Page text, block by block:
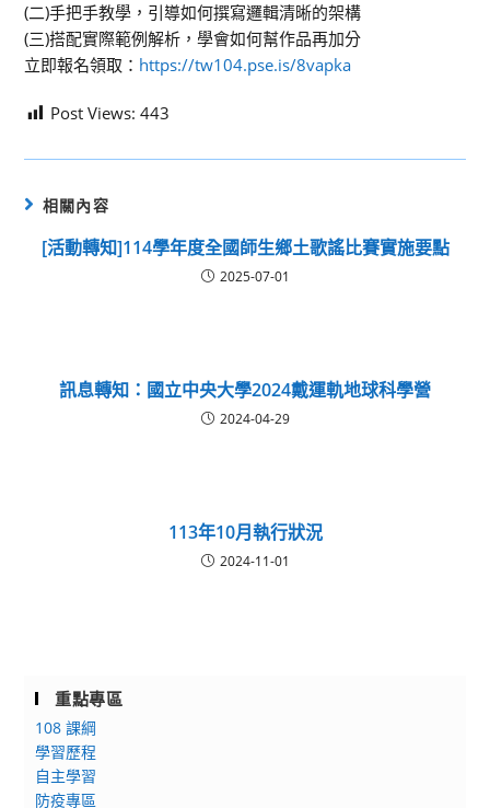
(二)手把手教學，引導如何撰寫邏輯清晰的架構
(三)搭配實際範例解析，學會如何幫作品再加分
立即報名領取： https://tw104.pse.is/8vapka
Post Views: 443
相關內容
[活動轉知]114學年度全國師生鄉土歌謠比賽實施要點
2025-07-01
訊息轉知：國立中央大學2024戴運軌地球科學營
2024-04-29
113年10月執行狀況
2024-11-01
重點專區
108 課綱
學習歷程
自主學習
防疫專區